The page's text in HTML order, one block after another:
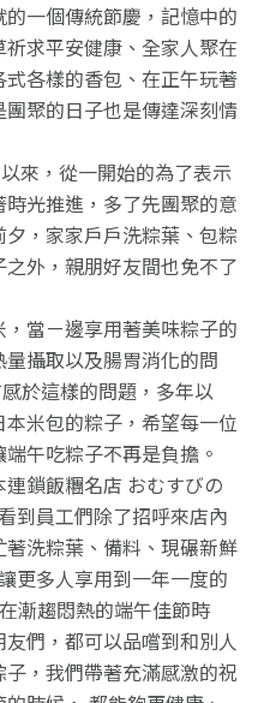
一個傳統節慶，記憶中的
求平安健康、全家人聚在
各樣的香包、在正午玩著
聚的日子也是傳達深刻情
來，從一開始的為了表示
光推進，多了先團聚的意
，家家戶戶洗粽葉、包粽
外，親朋好友間也免不了
當ㄧ邊享用著美味粽子的
攝取以及腸胃消化的問
於這樣的問題，多年以
米包的粽子，希望每一位
午吃粽子不再是負擔。
鎖飯糰名店 おむすびの
到員工們除了招呼來店內
洗粽葉、備料、現碾新鮮
更多人享用到一年一度的
漸趨悶熱的端午佳節時
們，都可以品嚐到和別人
，我們帶著充滿感激的祝